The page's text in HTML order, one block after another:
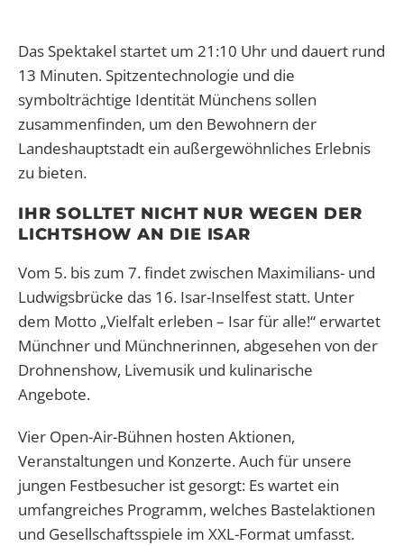
Das Spektakel startet um 21:10 Uhr und dauert rund
13 Minuten. Spitzentechnologie und die
symbolträchtige Identität Münchens sollen
zusammenfinden, um den Bewohnern der
Landeshauptstadt ein außergewöhnliches Erlebnis
zu bieten.
IHR SOLLTET NICHT NUR WEGEN DER
LICHTSHOW AN DIE ISAR
Vom 5. bis zum 7. findet zwischen Maximilians- und
Ludwigsbrücke das 16. Isar-Inselfest statt. Unter
dem Motto „Vielfalt erleben – Isar für alle!“ erwartet
Münchner und Münchnerinnen, abgesehen von der
Drohnenshow, Livemusik und kulinarische
Angebote.
Vier Open-Air-Bühnen hosten Aktionen,
Veranstaltungen und Konzerte. Auch für unsere
jungen Festbesucher ist gesorgt: Es wartet ein
umfangreiches Programm, welches Bastelaktionen
und Gesellschaftsspiele im XXL-Format umfasst.